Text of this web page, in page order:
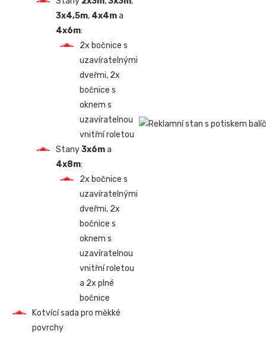
3x4,5m, 4x4ma
4x6m:
2x bočnice s
uzavíratelnými
dveřmi, 2x
bočnice s
oknem s
uzavíratelnou
vnitřní roletou
Stany3x6ma
4x8m:
2x bočnice s
uzavíratelnými
dveřmi, 2x
bočnice s
oknem s
uzavíratelnou
vnitřní roletou
a 2x plné
bočnice
Kotvící sada pro měkké
povrchy